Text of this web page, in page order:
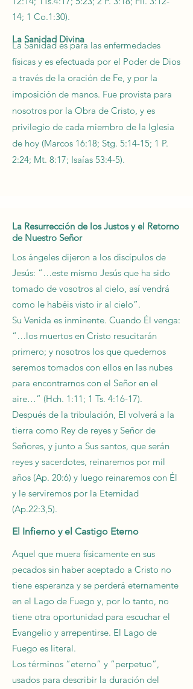
14; 1 Co.1:30).
La Sanidad Divina
La Sanidad es para las enfermedades
físicas y es efectuada por el Poder de Dios
a través de la oración de Fe, y por la
imposición de manos. Fue provista para
nosotros por la Obra de Cristo, y es
privilegio de cada miembro de la Iglesia
de hoy (Marcos 16:18; Stg. 5:14-15; 1 P.
2:24; Mt. 8:17; Isaías 53:4-5).
La Resurrección de los Justos y el Retorno
de Nuestro Señor
Los ángeles dijeron a los discípulos de
Jesús: “…este mismo Jesús que ha sido
tomado de vosotros al cielo, así vendrá
como le habéis visto ir al cielo”.
Su Venida es inminente. Cuando Él venga:
“…los muertos en Cristo resucitarán
primero; y nosotros los que quedemos
seremos tomados con ellos en las nubes
para encontrarnos con el Señor en el
aire…” (Hch. 1:11; 1 Ts. 4:16-17).
Después de la tribulación, El volverá a la
tierra como Rey de reyes y Señor de
Señores, y junto a Sus santos, que serán
reyes y sacerdotes, reinaremos por mil
años (Ap. 20:6) y luego reinaremos con Él
y le serviremos por la Eternidad
(Ap.22:3,5).
El Infierno y el Castigo Eterno
Aquel que muera físicamente en sus
pecados sin haber aceptado a Cristo no
tiene esperanza y se perderá eternamente
en el Lago de Fuego y, por lo tanto, no
tiene otra oportunidad para escuchar el
Evangelio y arrepentirse. El Lago de
Fuego es literal.
Los términos “eterno” y “perpetuo”,
usados para describir la duración del